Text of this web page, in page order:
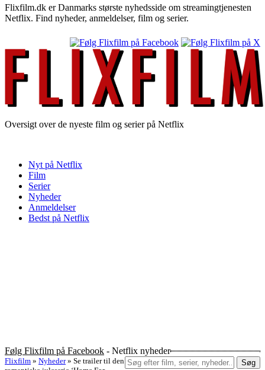
Flixfilm.dk er Danmarks største nyhedsside om streamingtjenesten
Netflix. Find nyheder, anmeldelser, film og serier.
Oversigt over de nyeste film og serier på Netflix
Nyt på Netflix
Film
Serier
Nyheder
Anmeldelser
Bedst på Netflix
Følg Flixfilm på Facebook - Netflix nyheder
Søg
Flixfilm » Nyheder » Se trailer til den